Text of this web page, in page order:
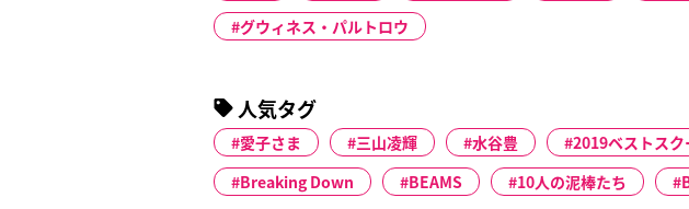
グウィネス・パルトロウ
人気タグ
愛子さま 三山凌輝 水谷豊 2019ベストスク
Breaking Down
BEAMS 10人の泥棒たち